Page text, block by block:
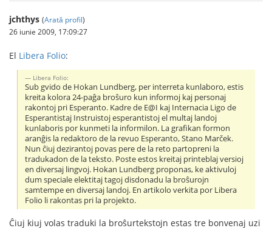
jchthys (Arată profil)
26 iunie 2009, 17:09:27
El Libera Folio:
Libera Folio:
Sub gvido de Hokan Lundberg, per interreta kunlaboro, estis
kreita kolora 24-paĝa broŝuro kun informoj kaj personaj
rakontoj pri Esperanto. Kadre de E@I kaj Internacia Ligo de
Esperantistaj Instruistoj esperantistoj el multaj landoj
kunlaboris por kunmeti la informilon. La grafikan formon
aranĝis la redaktoro de la revuo Esperanto, Stano Marček.
Nun ĉiuj dezirantoj povas pere de la reto partopreni la
tradukadon de la teksto. Poste estos kreitaj printeblaj versioj
en diversaj lingvoj. Hokan Lundberg proponas, ke aktivuloj
dum speciale elektitaj tagoj disdonadu la broŝurojn
samtempe en diversaj landoj. En artikolo verkita por Libera
Folio li rakontas pri la projekto.
Ĉiuj kiuj volas traduki la broŝurtekstojn estas tre bonvenaj uzi